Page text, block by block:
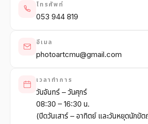
โทรศัพท์
053 944 819
อีเมล
photoartcmu@gmail.com
เวลาทำการ
วันจันทร์ – วันศุกร์
08:30 – 16:30 น.
(ปิดวันเสาร์ – อาทิตย์ และวันหยุดนักขั